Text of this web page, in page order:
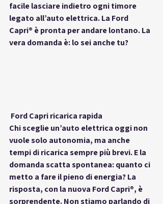
facile lasciare indietro ogni timore
legato all’auto elettrica. La Ford
Capri® è pronta per andare lontano. La
vera domanda è: lo sei anche tu?
Ford Capri ricarica rapida
Chi sceglie un’auto elettrica oggi non
vuole solo autonomia, ma anche
tempi di ricarica sempre più brevi. E la
domanda scatta spontanea: quanto ci
metto a fare il pieno di energia? La
risposta, con la nuova Ford Capri®, è
sorprendente. Non stiamo parlando di